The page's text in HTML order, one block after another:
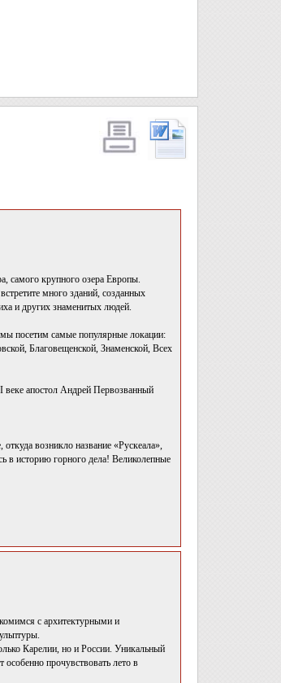
самого крупного озера Европы.
много зданий, созданных
и других знаменитых людей.
мы посетим самые популярные локации:
Благовещенской, Знаменской, Всех
апостол Андрей Первозванный
возникло название «Рускеала»,
в историю горного дела! Великолепные
с архитектурными и
Карелии, но и России. Уникальный
прочувствовать лето в